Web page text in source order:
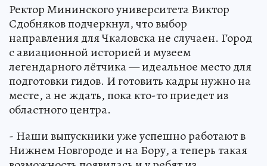
Ректор Мининского университета Виктор
Сдобняков подчеркнул, что выбор
направления для Чкаловска не случаен. Город
с авиационной историей и музеем
легендарного лётчика — идеальное место для
подготовки гидов. И готовить кадры нужно на
месте, а не ждать, пока кто-то приедет из
областного центра.
- Наши выпускники уже успешно работают в
Нижнем Новгороде и на Бору, а теперь такая